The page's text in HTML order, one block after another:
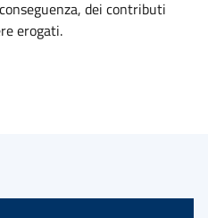
dei contributi
erogati.